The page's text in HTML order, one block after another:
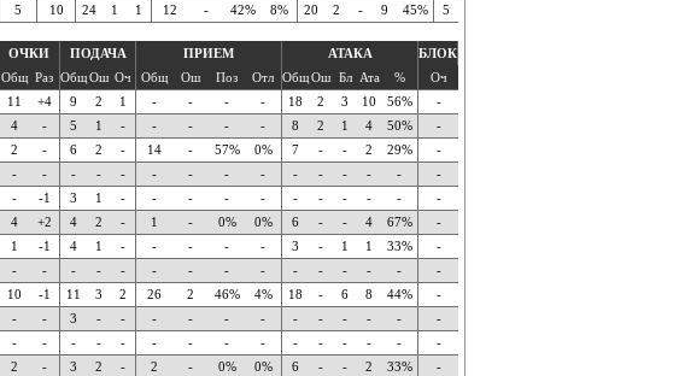
5 10 24 1 1 12 - 42% 8% 20 2 - 9 45% 5
ОЧКИ ПОДАЧА ПРИЕМ АТАКА
БЛОК
Общ Раз ОбщОш Оч Общ Ош Поз Отл ОбщОш Бл Ата % Оч
11 +4 9 2 1 - - - - 18 2 3 10 56% -
4 - 5 1 - - - - - 8 2 1 4 50% -
2 - 6 2 - 14 - 57% 0% 7 - - 2 29% -
- - - - - - - - - - - - - - -
- -1 3 1 - - - - - - - - - - -
4 +2 4 2 - 1 - 0% 0% 6 - - 4 67% -
1 -1 4 1 - - - - - 3 - 1 1 33% -
- - - - - - - - - - - - - - -
10 -1 11 3 2 26 2 46% 4% 18 - 6 8 44% -
- - 3 - - - - - - - - - - - -
- - - - - - - - - - - - - - -
2 - 3 2 - 2 - 0% 0% 6 - - 2 33% -